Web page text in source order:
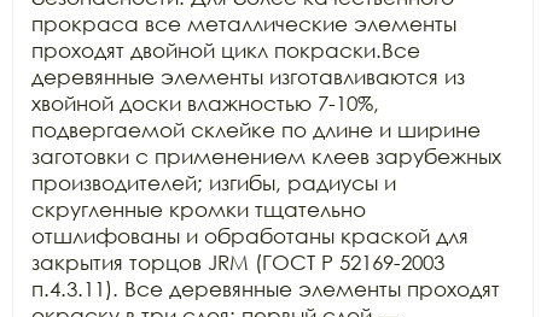
прокраса все металлические элементы
проходят двойной цикл покраски.Все
деревянные элементы изготавливаются из
хвойной доски влажностью 7-10%,
подвергаемой склейке по длине и ширине
заготовки с применением клеев зарубежных
производителей; изгибы, радиусы и
скругленные кромки тщательно
отшлифованы и обработаны краской для
закрытия торцов JRM (ГОСТ Р 52169-2003
п.4.3.11). Все деревянные элементы проходят